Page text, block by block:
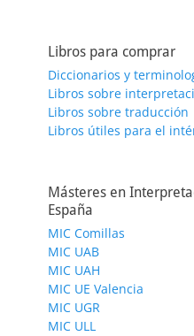
Libros para comprar
Diccionarios y
Libros sobre
Libros sobre traducción
Libros útiles para el
Másteres en
España
MIC Comillas
MIC UAB
MIC UAH
MIC UE Valencia
MIC UGR
MIC ULL